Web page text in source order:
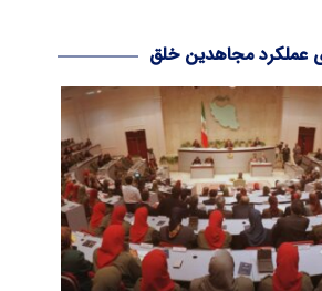
عملکرد مجاهدین خلق